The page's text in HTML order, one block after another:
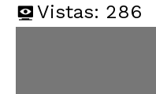
Vistas: 286